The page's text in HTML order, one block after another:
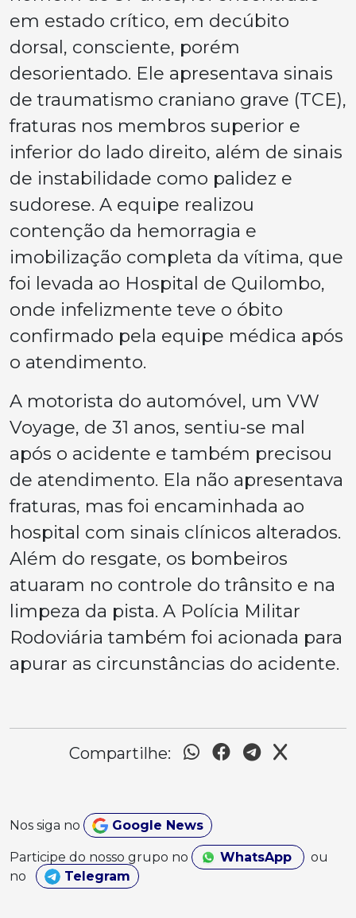
em estado crítico, em decúbito
dorsal, consciente, porém
desorientado. Ele apresentava sinais
de traumatismo craniano grave (TCE),
fraturas nos membros superior e
inferior do lado direito, além de sinais
de instabilidade como palidez e
sudorese. A equipe realizou
contenção da hemorragia e
imobilização completa da vítima, que
foi levada ao Hospital de Quilombo,
onde infelizmente teve o óbito
confirmado pela equipe médica após
o atendimento.
A motorista do automóvel, um VW
Voyage, de 31 anos, sentiu-se mal
após o acidente e também precisou
de atendimento. Ela não apresentava
fraturas, mas foi encaminhada ao
hospital com sinais clínicos alterados.
Além do resgate, os bombeiros
atuaram no controle do trânsito e na
limpeza da pista. A Polícia Militar
Rodoviária também foi acionada para
apurar as circunstâncias do acidente.
Compartilhe:
Nos siga no Google News
Participe do nosso grupo no WhatsApp
ou
no
Telegram